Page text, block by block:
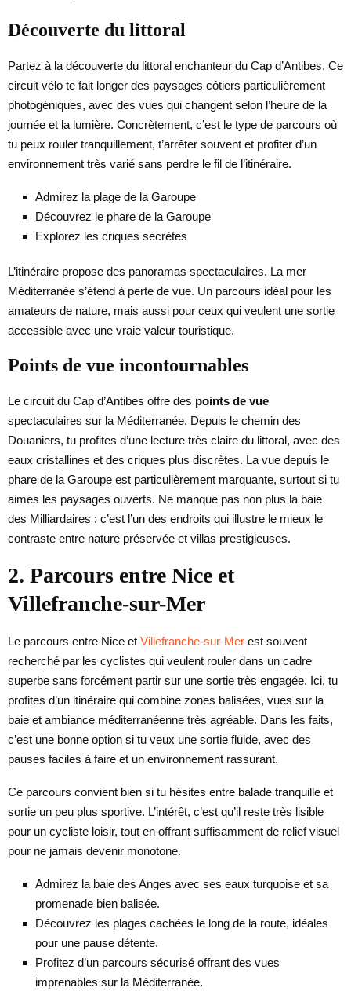
Découverte du littoral
Partez à la découverte du littoral enchanteur du Cap d’Antibes. Ce
circuit vélo te fait longer des paysages côtiers particulièrement
photogéniques, avec des vues qui changent selon l’heure de la
journée et la lumière. Concrètement, c’est le type de parcours où
tu peux rouler tranquillement, t’arrêter souvent et profiter d’un
environnement très varié sans perdre le fil de l’itinéraire.
Admirez la plage de la Garoupe
Découvrez le phare de la Garoupe
Explorez les criques secrètes
L’itinéraire propose des panoramas spectaculaires. La mer
Méditerranée s’étend à perte de vue. Un parcours idéal pour les
amateurs de nature, mais aussi pour ceux qui veulent une sortie
accessible avec une vraie valeur touristique.
Points de vue incontournables
Le circuit du Cap d’Antibes offre des points de vue
spectaculaires sur la Méditerranée. Depuis le chemin des
Douaniers, tu profites d’une lecture très claire du littoral, avec des
eaux cristallines et des criques plus discrètes. La vue depuis le
phare de la Garoupe est particulièrement marquante, surtout si tu
aimes les paysages ouverts. Ne manque pas non plus la baie
des Milliardaires : c’est l’un des endroits qui illustre le mieux le
contraste entre nature préservée et villas prestigieuses.
2. Parcours entre Nice et
Villefranche-sur-Mer
Le parcours entre Nice et Villefranche-sur-Mer est souvent
recherché par les cyclistes qui veulent rouler dans un cadre
superbe sans forcément partir sur une sortie très engagée. Ici, tu
profites d’un itinéraire qui combine zones balisées, vues sur la
baie et ambiance méditerranéenne très agréable. Dans les faits,
c’est une bonne option si tu veux une sortie fluide, avec des
pauses faciles à faire et un environnement rassurant.
Ce parcours convient bien si tu hésites entre balade tranquille et
sortie un peu plus sportive. L’intérêt, c’est qu’il reste très lisible
pour un cycliste loisir, tout en offrant suffisamment de relief visuel
pour ne jamais devenir monotone.
Admirez la baie des Anges avec ses eaux turquoise et sa
promenade bien balisée.
Découvrez les plages cachées le long de la route, idéales
pour une pause détente.
Profitez d’un parcours sécurisé offrant des vues
imprenables sur la Méditerranée.